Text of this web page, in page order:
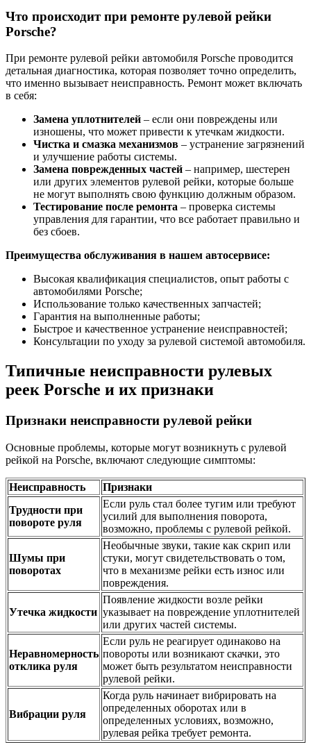
Что происходит при ремонте рулевой рейки
Porsche?
При ремонте рулевой рейки автомобиля Porsche проводится
детальная диагностика, которая позволяет точно определить,
что именно вызывает неисправность. Ремонт может включать
в себя:
Замена уплотнителей – если они повреждены или
изношены, что может привести к утечкам жидкости.
Чистка и смазка механизмов – устранение загрязнений
и улучшение работы системы.
Замена поврежденных частей – например, шестерен
или других элементов рулевой рейки, которые больше
не могут выполнять свою функцию должным образом.
Тестирование после ремонта – проверка системы
управления для гарантии, что все работает правильно и
без сбоев.
Преимущества обслуживания в нашем автосервисе:
Высокая квалификация специалистов, опыт работы с
автомобилями Porsche;
Использование только качественных запчастей;
Гарантия на выполненные работы;
Быстрое и качественное устранение неисправностей;
Консультации по уходу за рулевой системой автомобиля.
Типичные неисправности рулевых
реек Porsche и их признаки
Признаки неисправности рулевой рейки
Основные проблемы, которые могут возникнуть с рулевой
рейкой на Porsche, включают следующие симптомы:
Неисправность
Признаки
Трудности при
повороте руля
Если руль стал более тугим или требуют
усилий для выполнения поворота,
возможно, проблемы с рулевой рейкой.
Шумы при
поворотах
Необычные звуки, такие как скрип или
стуки, могут свидетельствовать о том,
что в механизме рейки есть износ или
повреждения.
Утечка жидкости
Появление жидкости возле рейки
указывает на повреждение уплотнителей
или других частей системы.
Неравномерность
отклика руля
Если руль не реагирует одинаково на
повороты или возникают скачки, это
может быть результатом неисправности
рулевой рейки.
Вибрации руля
Когда руль начинает вибрировать на
определенных оборотах или в
определенных условиях, возможно,
рулевая рейка требует ремонта.